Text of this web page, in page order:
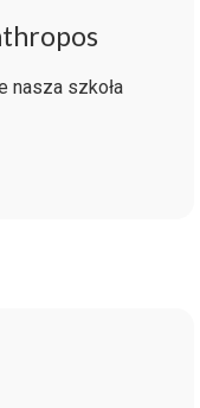
nasza szkoła